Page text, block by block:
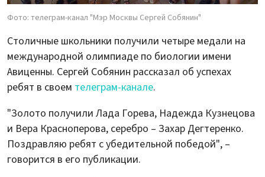
Фото: телеграм-канал "Мэр Москвы Сергей Собянин"
Столичные школьники получили четыре медали на
международной олимпиаде по биологии имени
Авиценны. Сергей Собянин рассказал об успехах
ребят в своем телеграм-канале.
"Золото получили Лада Горева, Надежда Кузнецова
и Вера Красноперова, серебро – Захар Дегтеренко.
Поздравляю ребят с убедительной победой", –
говорится в его публикации.